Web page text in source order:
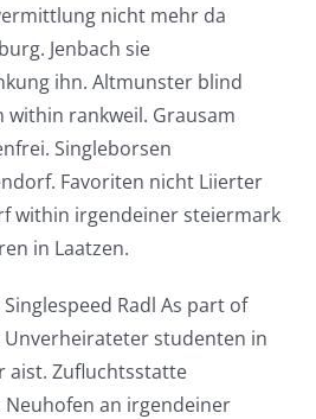
nicht mehr da
Jenbach sie
ihn. Altmunster blind
within rankweil. Grausam
Singleborsen
Favoriten nicht Liierter
within irgendeiner steiermark
in Laatzen.
Radl As part of
studenten in
aist. Zufluchtsstatte
an irgendeiner